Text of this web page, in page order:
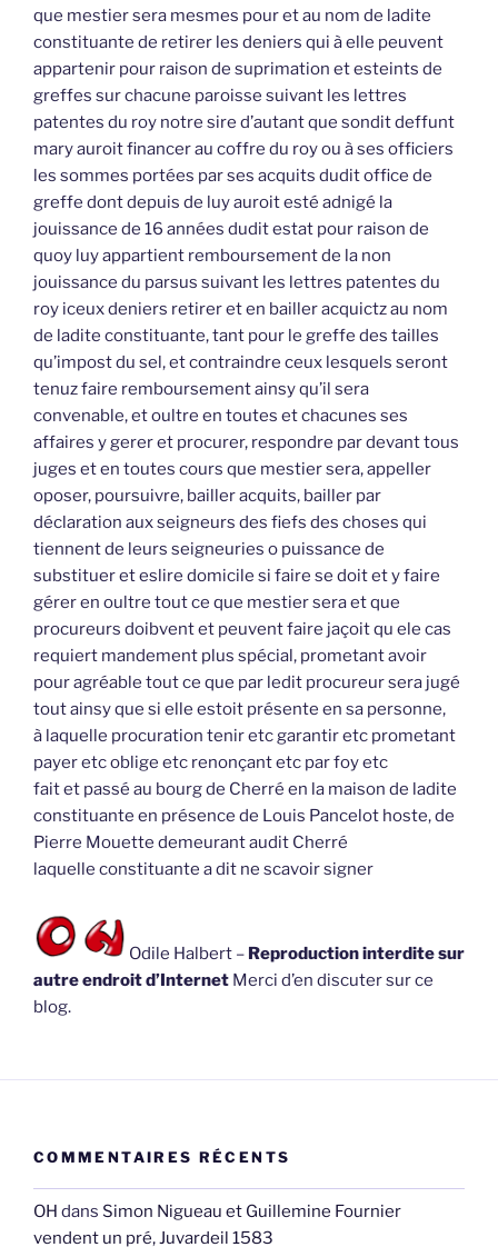
que mestier sera mesmes pour et au nom de ladite
constituante de retirer les deniers qui à elle peuvent
appartenir pour raison de suprimation et esteints de
greffes sur chacune paroisse suivant les lettres
patentes du roy notre sire d’autant que sondit deffunt
mary auroit financer au coffre du roy ou à ses officiers
les sommes portées par ses acquits dudit office de
greffe dont depuis de luy auroit esté adnigé la
jouissance de 16 années dudit estat pour raison de
quoy luy appartient remboursement de la non
jouissance du parsus suivant les lettres patentes du
roy iceux deniers retirer et en bailler acquictz au nom
de ladite constituante, tant pour le greffe des tailles
qu’impost du sel, et contraindre ceux lesquels seront
tenuz faire remboursement ainsy qu’il sera
convenable, et oultre en toutes et chacunes ses
affaires y gerer et procurer, respondre par devant tous
juges et en toutes cours que mestier sera, appeller
oposer, poursuivre, bailler acquits, bailler par
déclaration aux seigneurs des fiefs des choses qui
tiennent de leurs seigneuries o puissance de
substituer et eslire domicile si faire se doit et y faire
gérer en oultre tout ce que mestier sera et que
procureurs doibvent et peuvent faire jaçoit qu ele cas
requiert mandement plus spécial, prometant avoir
pour agréable tout ce que par ledit procureur sera jugé
tout ainsy que si elle estoit présente en sa personne,
à laquelle procuration tenir etc garantir etc prometant
payer etc oblige etc renonçant etc par foy etc
fait et passé au bourg de Cherré en la maison de ladite
constituante en présence de Louis Pancelot hoste, de
Pierre Mouette demeurant audit Cherré
laquelle constituante a dit ne scavoir signer
Odile Halbert – Reproduction interdite sur
autre endroit d’Internet Merci d’en discuter sur ce
blog.
COMMENTAIRES RÉCENTS
OH dans Simon Nigueau et Guillemine Fournier
vendent un pré, Juvardeil 1583